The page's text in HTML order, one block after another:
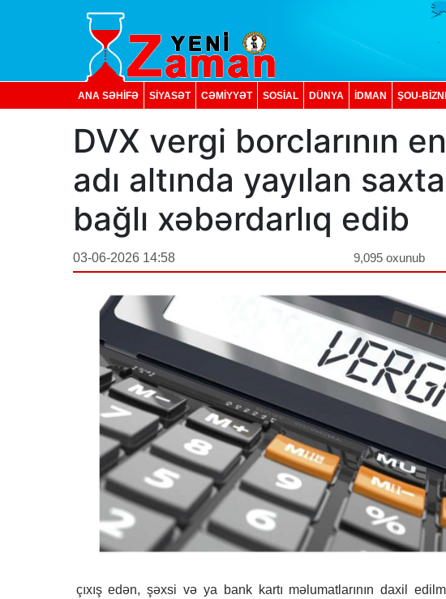
ANA SƏHİFƏ SİYASƏT CƏMİYYƏT SOSIAL DÜNYA İDMAN ŞOU-
DVX vergi borclarının
adı altında yayılan
bağlı xəbərdarlıq edib
03-06-2026 14:58 9,095 oxunub
çıxış edən, şəxsi və ya bank kartı məlumatlarının daxil